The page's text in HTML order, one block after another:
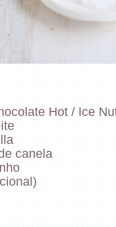
Hot / Ice
canela